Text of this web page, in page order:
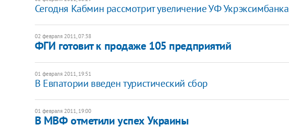
Сегодня Кабмин рассмотрит увеличение УФ Укрэксимбанка
02 февраля 2011, 07:38
ФГИ готовит к продаже 105 предприятий
01 февраля 2011, 19:51
В Евпатории введен туристический сбор
01 февраля 2011, 19:00
В МВФ отметили успех Украины